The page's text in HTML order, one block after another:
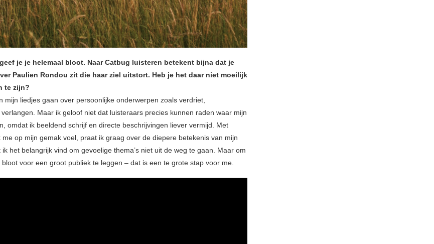
je je helemaal bloot. Naar Catbug luisteren betekent bijna dat je
Paulien Rondou zit die haar ziel uitstort. Heb je het daar niet moeilijk
te zijn?
mijn liedjes gaan over persoonlijke onderwerpen zoals verdriet,
Maar ik geloof niet dat luisteraars precies kunnen raden waar mijn
omdat ik beeldend schrijf en directe beschrijvingen liever vermijd. Met
me op mijn gemak voel, praat ik graag over de diepere betekenis van mijn
het belangrijk vind om gevoelige thema’s niet uit de weg te gaan. Maar om
voor een groot publiek te leggen – dat is een te grote stap voor me.